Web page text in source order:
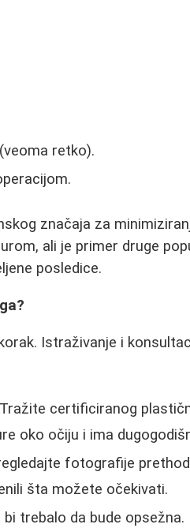
retko).
značaja za
ali je primer druge
posledice.
Istraživanje i
Tražite certificiranog
oko očiju i ima
fotografije
šta možete očekivati.
bi trebalo da bude